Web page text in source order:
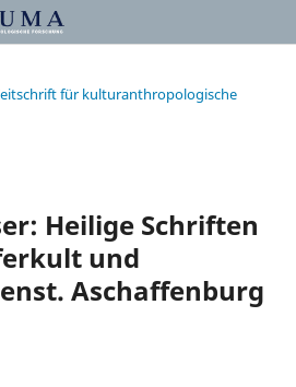
für kulturanthropologische
Heilige Schriften
und
Aschaffenburg